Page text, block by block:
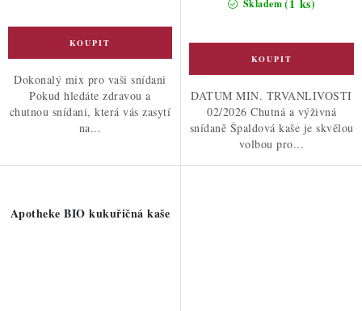
Dokonalý mix pro vaši snídani
Pokud hledáte zdravou a
chutnou snídani, která vás zasytí
na...
Skladem(1 ks)
DATUM MIN. TRVANLIVOSTI
02/2026 Chutná a výživná
snídaně Špaldová kaše je skvělou
volbou pro...
Apotheke BIO kukuřičná kaše